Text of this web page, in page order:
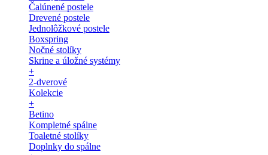
Čalúnené postele
Drevené postele
Jednolôžkové postele
Boxspring
Nočné stolíky
Skrine a úložné systémy
+
2-dverové
Kolekcie
+
Betino
Kompletné spálne
Toaletné stolíky
Doplnky do spálne